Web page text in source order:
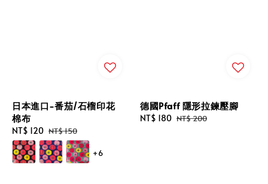
日本進口-番茄/石榴印花
棉布
Sale
price
NT$ 120 Regular
price
NT$ 150
+6
德國Pfaff 隱形拉鍊壓腳
Sale
NT$ 180 Regular
NT$ 200